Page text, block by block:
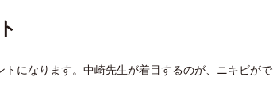
になります。中崎先生が着目するのが、ニキビがで